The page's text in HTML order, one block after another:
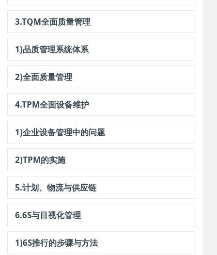
3.TQM全面质量管理
1)品质管理系统体系
2)全面质量管理
4.TPM全面设备维护
1)企业设备管理中的问题
2)TPM的实施
5.计划、物流与供应链
6.6S与目视化管理
1)6S推行的步骤与方法